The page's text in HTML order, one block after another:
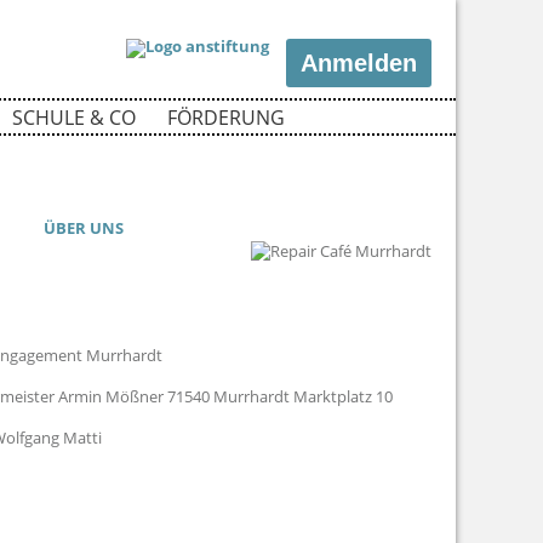
Anmelden
SCHULE & CO FÖRDERUNG
ÜBER UNS
Murrhardt
Armin Mößner 71540 Murrhardt Marktplatz 10
Matti